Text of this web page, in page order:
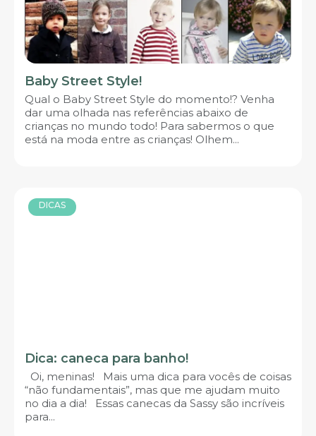
Baby Street Style!
Qual o Baby Street Style do momento!? Venha
dar uma olhada nas referências abaixo de
crianças no mundo todo! Para sabermos o que
está na moda entre as crianças! Olhem...
DICAS
Dica: caneca para banho!
Oi, meninas! Mais uma dica para vocês de coisas
“não fundamentais”, mas que me ajudam muito
no dia a dia! Essas canecas da Sassy são incríveis
para...